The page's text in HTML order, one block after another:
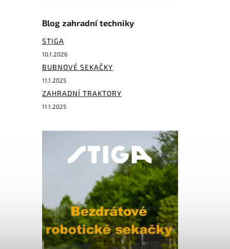
Blog zahradní techniky
STIGA
10.1.2026
BUBNOVÉ SEKAČKY
11.1.2025
ZAHRADNÍ TRAKTORY
11.1.2025